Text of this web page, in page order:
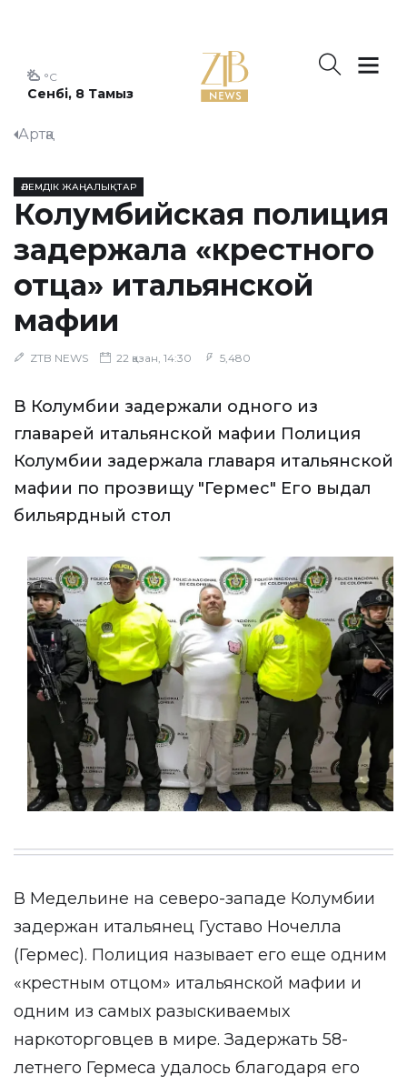
Сенбі, 8 Тамыз
°C
Артқа
ӘЛЕМДІК ЖАҢАЛЫҚТАР
Колумбийская полиция
задержала «крестного
отца» итальянской
мафии
ZTB NEWS 22 қазан, 14:30 5,480
В Колумбии задержали одного из
главарей итальянской мафии Полиция
Колумбии задержала главаря итальянской
мафии по прозвищу "Гермес" Его выдал
бильярдный стол
В Медельине на северо-западе Колумбии
задержан итальянец Густаво Ночелла
(Гермес). Полиция называет его еще одним
«крестным отцом» итальянской мафии и
одним из самых разыскиваемых
наркоторговцев в мире. Задержать 58-
летнего Гермеса удалось благодаря его